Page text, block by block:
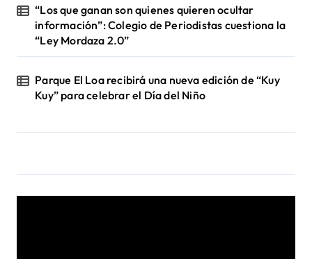
“Los que ganan son quienes quieren ocultar
información”: Colegio de Periodistas cuestiona la
“Ley Mordaza 2.0”
Parque El Loa recibirá una nueva edición de “Kuy
Kuy” para celebrar el Día del Niño